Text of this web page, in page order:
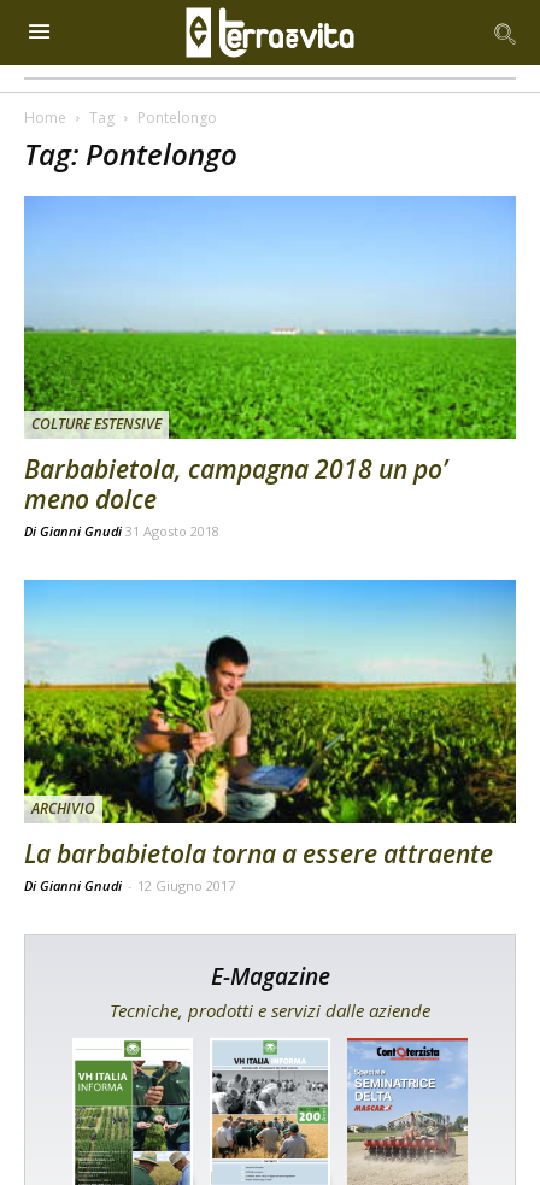
Home Tag Pontelongo
Tag: Pontelongo
COLTURE ESTENSIVE
Barbabietola, campagna 2018 un po’
meno dolce
Di Gianni Gnudi 31 Agosto 2018
ARCHIVIO
La barbabietola torna a essere attraente
Di Gianni Gnudi - 12 Giugno 2017
E-Magazine
Tecniche, prodotti e servizi dalle aziende